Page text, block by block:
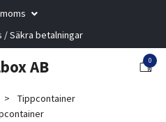
/ Säkra betalningar
AB 0
Tippcontainer